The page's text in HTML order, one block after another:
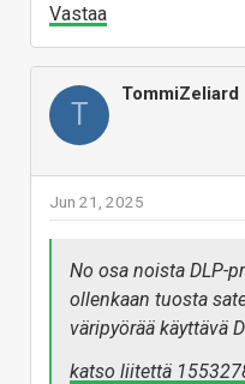
Vastaa
T
TommiZeliard
Jun 21, 2025
No osa noista DLP-
ollenkaan tuosta
väripyörää käyttävä
katso liitettä